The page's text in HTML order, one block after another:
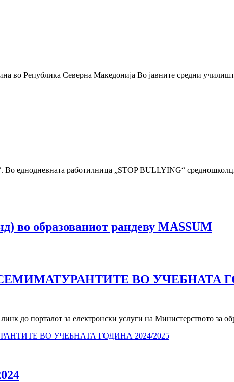
во Република Северна Македонија Во јавните средни
еднодневната работилница „STOP BULLYING“
во образованиот рандеву MASSUM
ВО УЧЕБНАТА
до порталот за електронски услуги на Министерството за
ВО УЧЕБНАТА ГОДИНА 2024/2025